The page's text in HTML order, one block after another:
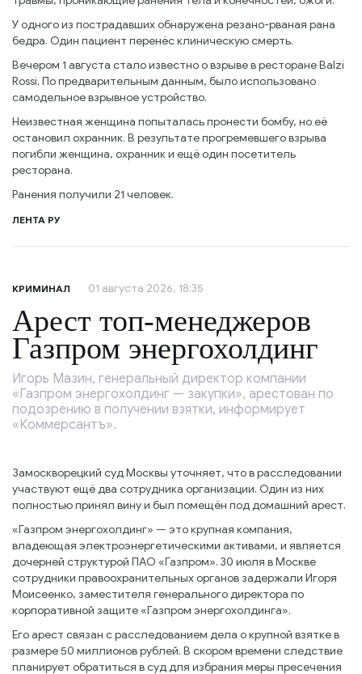
У одного из пострадавших обнаружена резано-рваная рана
бедра. Один пациент перенёс клиническую смерть.
Вечером 1 августа стало известно о взрыве в ресторане Balzi
Rossi. По предварительным данным, было использовано
самодельное взрывное устройство.
Неизвестная женщина попыталась пронести бомбу, но её
остановил охранник. В результате прогремевшего взрыва
погибли женщина, охранник и ещё один посетитель
ресторана.
Ранения получили 21 человек.
ЛЕНТА РУ
КРИМИНАЛ 01 августа 2026, 18:35
Арест топ-менеджеров
Газпром энергохолдинг
Игорь Мазин, генеральный директор компании
«Газпром энергохолдинг — закупки», арестован по
подозрению в получении взятки, информирует
«Коммерсантъ».
Замоскворецкий суд Москвы уточняет, что в расследовании
участвуют ещё два сотрудника организации. Один из них
полностью принял вину и был помещён под домашний арест.
«Газпром энергохолдинг» — это крупная компания,
владеющая электроэнергетическими активами, и является
дочерней структурой ПАО «Газпром». 30 июля в Москве
сотрудники правоохранительных органов задержали Игоря
Моисеенко, заместителя генерального директора по
корпоративной защите «Газпром энергохолдинга».
Его арест связан с расследованием дела о крупной взятке в
размере 50 миллионов рублей. В скором времени следствие
планирует обратиться в суд для избрания меры пресечения